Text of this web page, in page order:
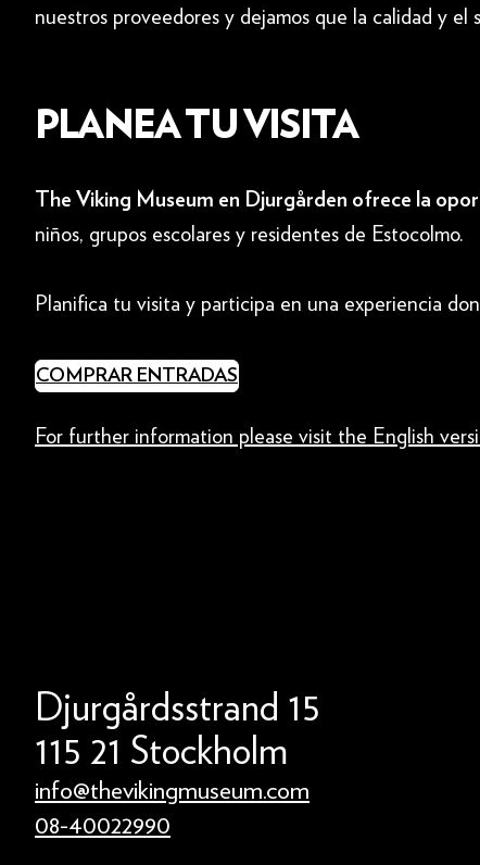
nuestros proveedores y dejamos que la calidad y
PLANEA TU VISITA
The Viking Museum en Djurgården ofrece la
niños, grupos escolares y residentes de Estocolmo.
Planifica tu visita y participa en una experiencia
COMPRAR ENTRADAS
For further information please visit the English
Djurgårdsstrand 15
115 21 Stockholm
info@thevikingmuseum.com
08-40022990